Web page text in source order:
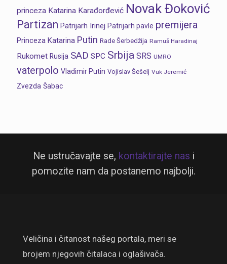
princeza Katarina Karađorđević Novak Đoković
Partizan Patrijarh Irinej Patrijarh pavle premijera
Princeza Katarina Putin Rade Šerbedžija Ramuš Haradinaj
Rukomet Rusija SAD SPC Srbija SRS UMRO
vaterpolo Vladimir Putin Vojislav Šešelj Vuk Jeremić
Zvezda Šabac
Ne ustručavajte se, kontaktirajte nas i
pomozite nam da postanemo najbolji.
Veličina i čitanost našeg portala, meri se
brojem njegovih čitalaca i oglašivača.